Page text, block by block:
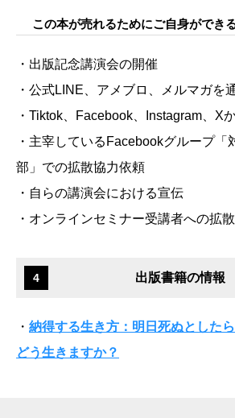
この本が売れるためにご自身ができ
・出版記念講演会の開催
・公式LINE、アメブロ、メルマガを
・Tiktok、Facebook、Instagram、X
・主宰しているFacebookグループ「
部」での拡散協力依頼
・自らの講演会における宣伝
・オンラインセミナー受講者への拡
4 出版書籍の情報
・ 納得する生き方：明日死ぬとしたら
どう生きますか？